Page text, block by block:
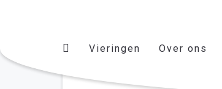
Vieringen Over ons